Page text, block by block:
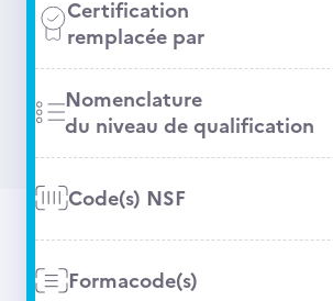
Certification
remplacée par
Nomenclature
du niveau de qualification
Code(s) NSF
Formacode(s)